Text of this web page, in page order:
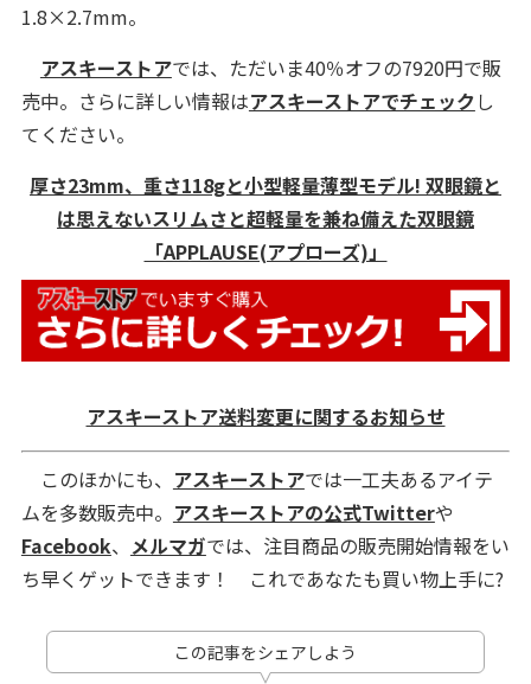
1.8×2.7mm。
アスキーストアでは、ただいま40％オフの7920円で販
売中。さらに詳しい情報はアスキーストアでチェックし
てください。
厚さ23mm、重さ118gと小型軽量薄型モデル! 双眼鏡と
は思えないスリムさと超軽量を兼ね備えた双眼鏡
「APPLAUSE(アプローズ)」
アスキーストア送料変更に関するお知らせ
このほかにも、 アスキーストアでは一工夫あるアイテ
ムを多数販売中。 アスキーストアの公式Twitterや
Facebook、 メルマガでは、注目商品の販売開始情報をい
ち早くゲットできます！ これであなたも買い物上手に?
この記事をシェアしよう